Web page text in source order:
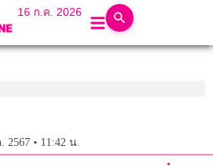
16 ก.ค. 2026
2567 • 11:42 น.